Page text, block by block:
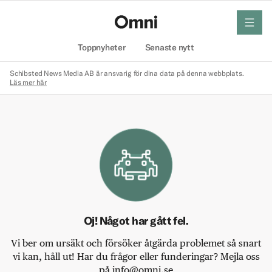
Toppnyheter Senaste nytt
meny
Schibsted News Media AB är ansvarig för dina data på denna webbplats.
Läs mer här
Oj! Något har gått fel.
Vi ber om ursäkt och försöker åtgärda problemet så snart
vi kan, håll ut! Har du frågor eller funderingar? Mejla oss